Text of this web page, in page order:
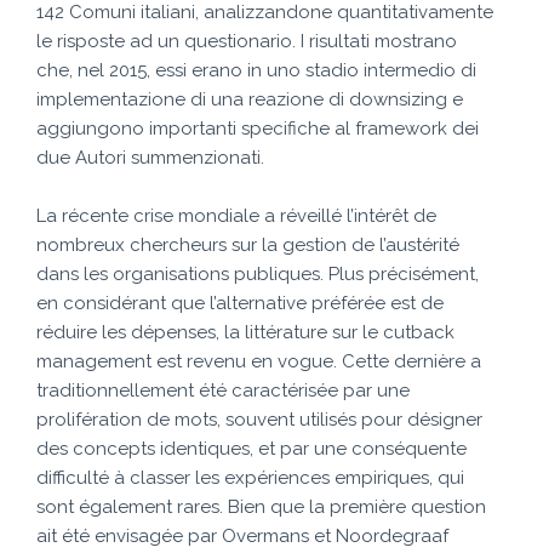
142 Comuni italiani, analizzandone quantitativamente
le risposte ad un questionario. I risultati mostrano
che, nel 2015, essi erano in uno stadio intermedio di
implementazione di una reazione di downsizing e
aggiungono importanti specifiche al framework dei
due Autori summenzionati.
La récente crise mondiale a réveillé l’intérêt de
nombreux chercheurs sur la gestion de l’austérité
dans les organisations publiques. Plus précisément,
en considérant que l’alternative préférée est de
réduire les dépenses, la littérature sur le cutback
management est revenu en vogue. Cette dernière a
traditionnellement été caractérisée par une
prolifération de mots, souvent utilisés pour désigner
des concepts identiques, et par une conséquente
difficulté à classer les expériences empiriques, qui
sont également rares. Bien que la première question
ait été envisagée par Overmans et Noordegraaf